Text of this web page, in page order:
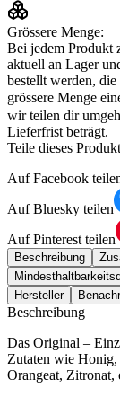
Grössere Menge:
Bei jedem Produkt
aktuell an Lager
bestellt werden,
grössere Menge
wir teilen dir
Lieferfrist beträgt.
Teile dieses
Auf Facebook
Auf Bluesky teilen
Auf Pinterest teilen
Beschreibung
Hersteller
Beschreibung
Das Original –
Zutaten wie Honig,
Orangeat, Zitronat,